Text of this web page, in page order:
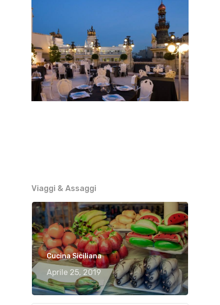
Viaggi & Assaggi
Cucina Siciliana
Aprile 25, 2019